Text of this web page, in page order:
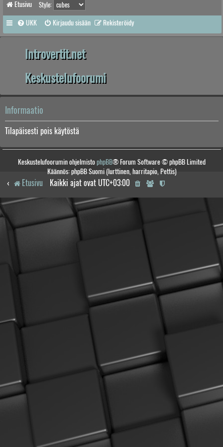
Etusivu Style:
UKK Kirjaudu sisään Rekisteröidy
Introvertit.net
Keskustelufoorumi
Informaatio
Tilapäisesti pois käytöstä
Keskustelufoorumin ohjelmistophpBB® Forum Software © phpBB Limited
Käännös: phpBB Suomi (lurttinen, harritapio, Pettis)
Etusivu Kaikki ajat ovat UTC+03:00